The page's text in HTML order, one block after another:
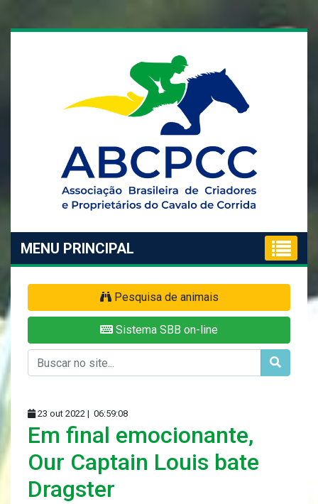
MENU PRINCIPAL
Pesquisa de animais
Sistema SBB on-line
23 out 2022 | 06:59:08
Em final emocionante,
Our Captain Louis bate
Dragster